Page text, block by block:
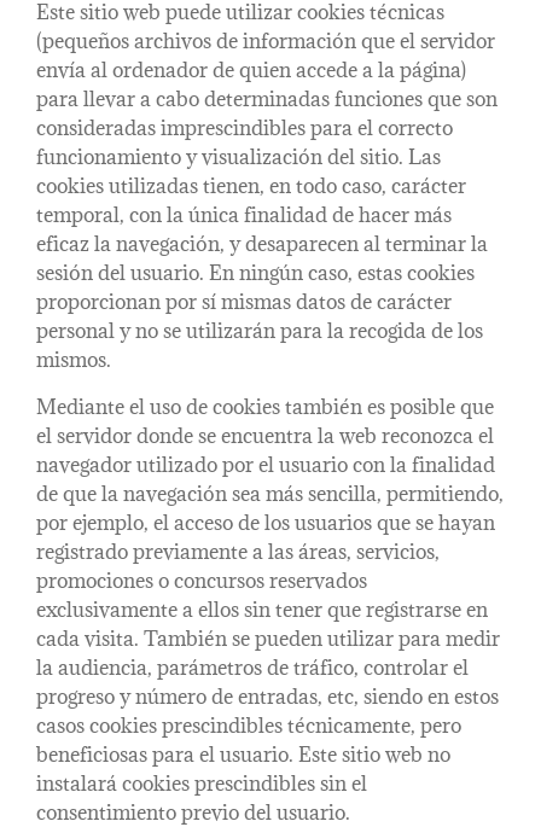
Este sitio web puede utilizar cookies técnicas
(pequeños archivos de información que el servidor
envía al ordenador de quien accede a la página)
para llevar a cabo determinadas funciones que son
consideradas imprescindibles para el correcto
funcionamiento y visualización del sitio. Las
cookies utilizadas tienen, en todo caso, carácter
temporal, con la única finalidad de hacer más
eficaz la navegación, y desaparecen al terminar la
sesión del usuario. En ningún caso, estas cookies
proporcionan por sí mismas datos de carácter
personal y no se utilizarán para la recogida de los
mismos.
Mediante el uso de cookies también es posible que
el servidor donde se encuentra la web reconozca el
navegador utilizado por el usuario con la finalidad
de que la navegación sea más sencilla, permitiendo,
por ejemplo, el acceso de los usuarios que se hayan
registrado previamente a las áreas, servicios,
promociones o concursos reservados
exclusivamente a ellos sin tener que registrarse en
cada visita. También se pueden utilizar para medir
la audiencia, parámetros de tráfico, controlar el
progreso y número de entradas, etc, siendo en estos
casos cookies prescindibles técnicamente, pero
beneficiosas para el usuario. Este sitio web no
instalará cookies prescindibles sin el
consentimiento previo del usuario.